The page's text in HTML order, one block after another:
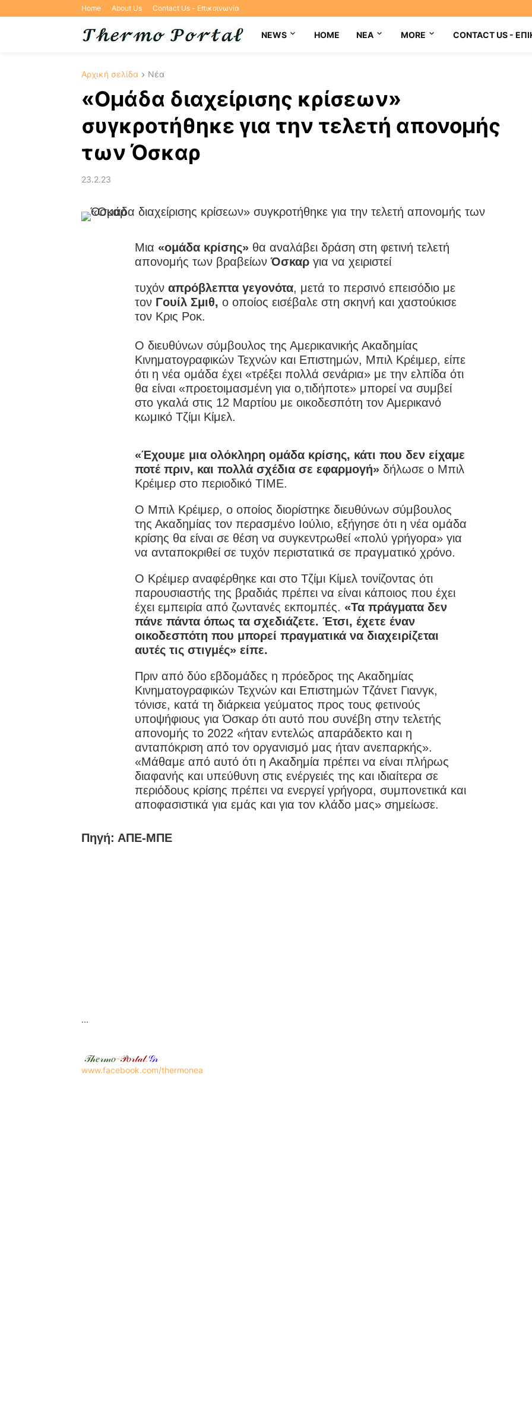
Home About Us Contact Us - Επικοινωνία
NEWS HOME NEA MORE CONTACT US -
Αρχική σελίδα Νέα
«Ομάδα διαχείρισης κρίσεων»
συγκροτήθηκε για την τελετή απονομής
των Όσκαρ
23.2.23
Μια «ομάδα κρίσης» θα αναλάβει δράση στη φετινή τελετή
απονομής των βραβείωνΌσκαρ για να χειριστεί
τυχόν απρόβλεπτα γεγονότα, μετά το περσινό επεισόδιο με
τον Γουίλ Σμιθ, ο οποίος εισέβαλε στη σκηνή και χαστούκισε
τον Κρις Ροκ.
Ο διευθύνων σύμβουλος της Αμερικανικής Ακαδημίας
Κινηματογραφικών Τεχνών και Επιστημών, Μπιλ Κρέιμερ, είπε
ότι η νέα ομάδα έχει «τρέξει πολλά σενάρια» με την ελπίδα ότι
θα είναι «προετοιμασμένη για ο,τιδήποτε» μπορεί να συμβεί
στο γκαλά στις 12 Μαρτίου με οικοδεσπότη τον Αμερικανό
κωμικό Τζίμι Κίμελ.
«Έχουμε μια ολόκληρη ομάδα κρίσης, κάτι που δεν είχαμε
ποτέ πριν, και πολλά σχέδια σε εφαρμογή» δήλωσε ο Μπιλ
Κρέιμερ στο περιοδικό TIME.
Ο Μπιλ Κρέιμερ, ο οποίος διορίστηκε διευθύνων σύμβουλος
της Ακαδημίας τον περασμένο Ιούλιο, εξήγησε ότι η νέα ομάδα
κρίσης θα είναι σε θέση να συγκεντρωθεί «πολύ γρήγορα» για
να ανταποκριθεί σε τυχόν περιστατικά σε πραγματικό χρόνο.
Ο Κρέιμερ αναφέρθηκε και στο Τζίμι Κίμελ τονίζοντας ότι
παρουσιαστής της βραδιάς πρέπει να είναι κάποιος που έχει
έχει εμπειρία από ζωντανές εκπομπές. «Τα πράγματα δεν
πάνε πάντα όπως τα σχεδιάζετε. Έτσι, έχετε έναν
οικοδεσπότη που μπορεί πραγματικά να διαχειρίζεται
αυτές τις στιγμές» είπε.
Πριν από δύο εβδομάδες η πρόεδρος της Ακαδημίας
Κινηματογραφικών Τεχνών και Επιστημών Τζάνετ Γιανγκ,
τόνισε, κατά τη διάρκεια γεύματος προς τους φετινούς
υποψήφιους για Όσκαρ ότι αυτό που συνέβη στην τελετής
απονομής το 2022 «ήταν εντελώς απαράδεκτο και η
ανταπόκριση από τον οργανισμό μας ήταν ανεπαρκής».
«Μάθαμε από αυτό ότι η Ακαδημία πρέπει να είναι πλήρως
διαφανής και υπεύθυνη στις ενέργειές της και ιδιαίτερα σε
περιόδους κρίσης πρέπει να ενεργεί γρήγορα, συμπονετικά και
αποφασιστικά για εμάς και για τον κλάδο μας» σημείωσε.
Πηγή: ΑΠΕ-ΜΠΕ
...
𝒯𝒽𝑒𝓇𝓂𝑜-𝒫𝑜𝓇𝓉𝒶𝓁.𝒢𝓇
www.facebook.com/thermonea